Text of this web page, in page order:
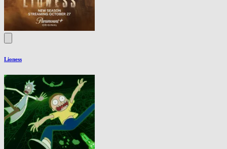
Lioness